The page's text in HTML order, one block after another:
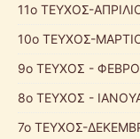
11ο ΤΕΥΧΟΣ-
10o ΤΕΥΧΟΣ-
9o ΤΕΥΧΟΣ -
8o ΤΕΥΧΟΣ -
7ο ΤΕΥΧΟΣ-